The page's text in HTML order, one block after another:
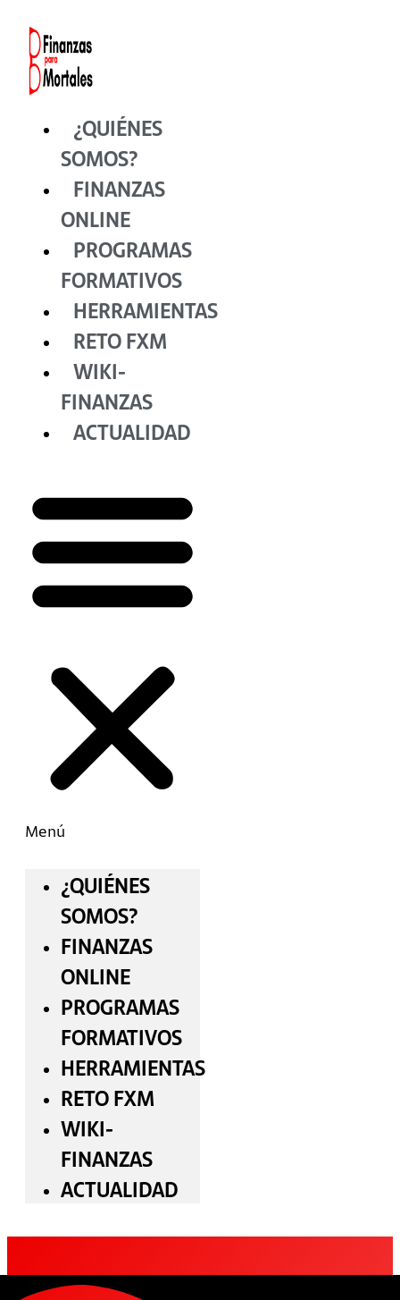
contenido
¿QUIÉNES
SOMOS?
FINANZAS
ONLINE
PROGRAMAS
FORMATIVOS
HERRAMIENTAS
RETO FXM
WIKI-
FINANZAS
ACTUALIDAD
Menú
¿QUIÉNES
SOMOS?
FINANZAS
ONLINE
PROGRAMAS
FORMATIVOS
HERRAMIENTAS
RETO FXM
WIKI-
FINANZAS
ACTUALIDAD